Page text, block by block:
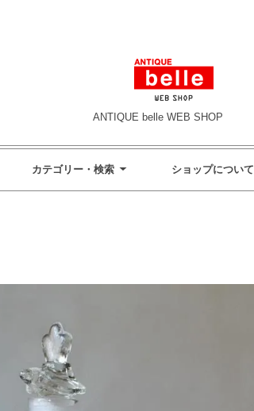
ANTIQUE belle WEB SHOP
カテゴリー・検索 ショップについて